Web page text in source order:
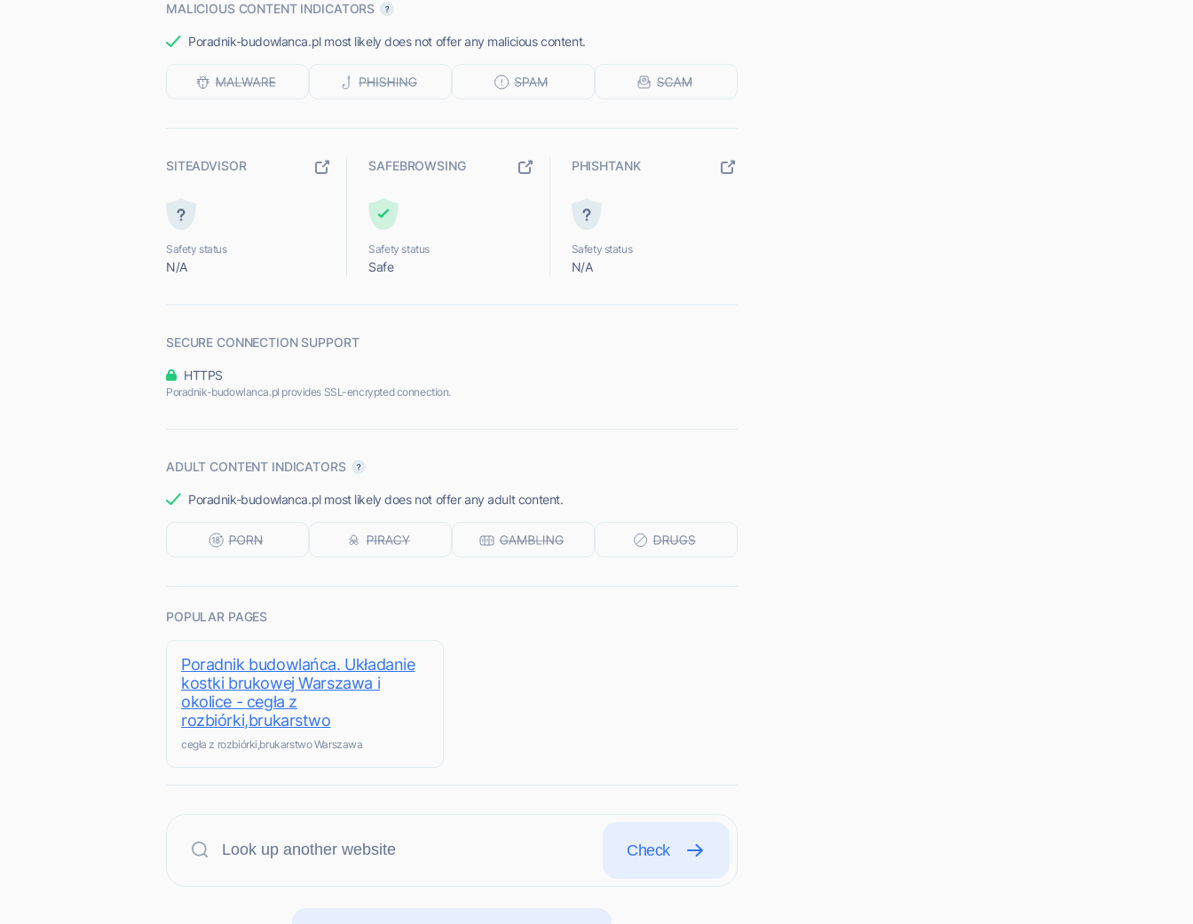
MALICIOUS CONTENT INDICATORS
Poradnik-budowlanca.pl most likely does not offer any malicious content.
SITEADVISOR
Safety status
N/A
SAFEBROWSING
Safety status
Safe
PHISHTANK
Safety status
N/A
SECURE CONNECTION SUPPORT
HTTPS
Poradnik-budowlanca.pl provides SSL-encrypted connection.
ADULT CONTENT INDICATORS
Poradnik-budowlanca.pl most likely does not offer any adult content.
POPULAR PAGES
Poradnik budowlańca. Układanie
kostki brukowej Warszawa i
okolice - cegła z
rozbiórki,brukarstwo
cegła z rozbiórki,brukarstwo Warszawa
Check